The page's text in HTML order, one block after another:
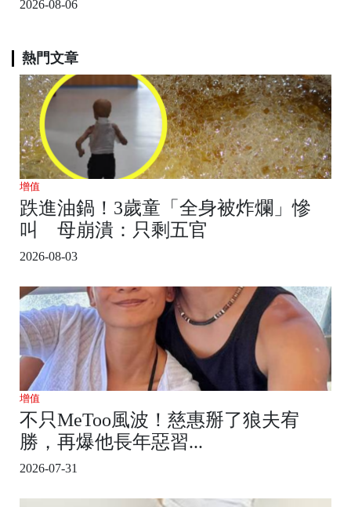
2026-08-06
熱門文章
增值
跌進油鍋！3歲童「全身被炸爛」慘
叫 母崩潰：只剩五官
2026-08-03
增值
不只MeToo風波！慈惠掰了狼夫宥
勝，再爆他長年惡習...
2026-07-31